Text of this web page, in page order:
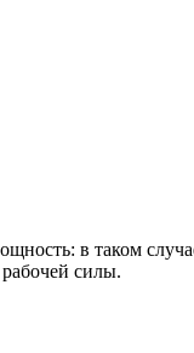
в таком
силы.